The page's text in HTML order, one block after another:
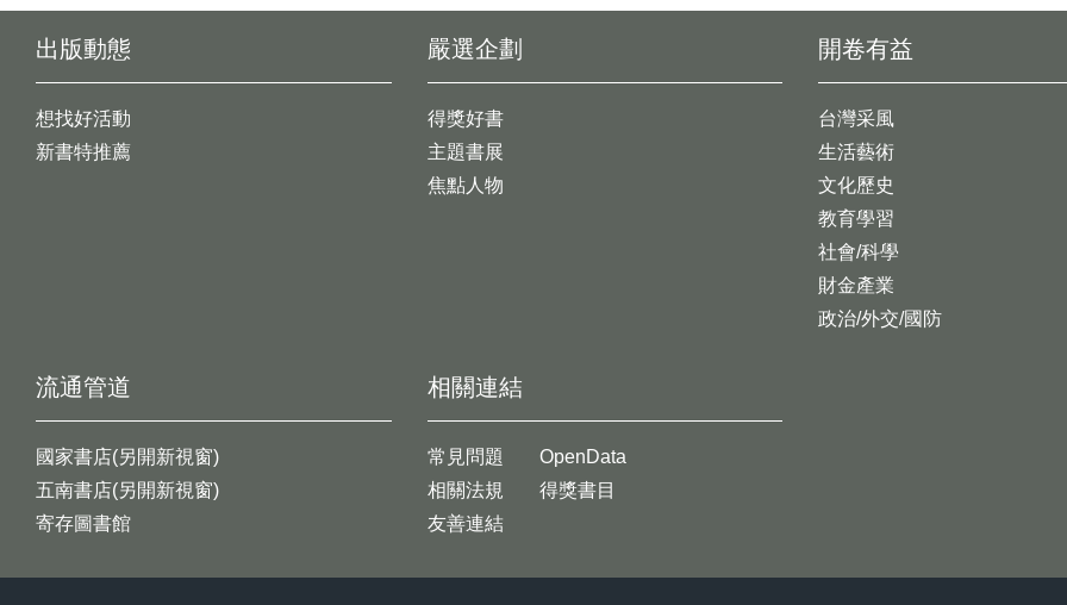
出版動態
想找好活動
新書特推薦
開卷有益
台灣采風
生活藝術
文化歷史
教育學習
社會/科學
財金產業
政治/外交/國防
嚴選企劃
得獎好書
主題書展
焦點人物
流通管道
國家書店(另開新視窗)
五南書店(另開新視窗)
寄存圖書館
相關連結
常見問題
相關法規
友善連結
OpenData
得獎書目